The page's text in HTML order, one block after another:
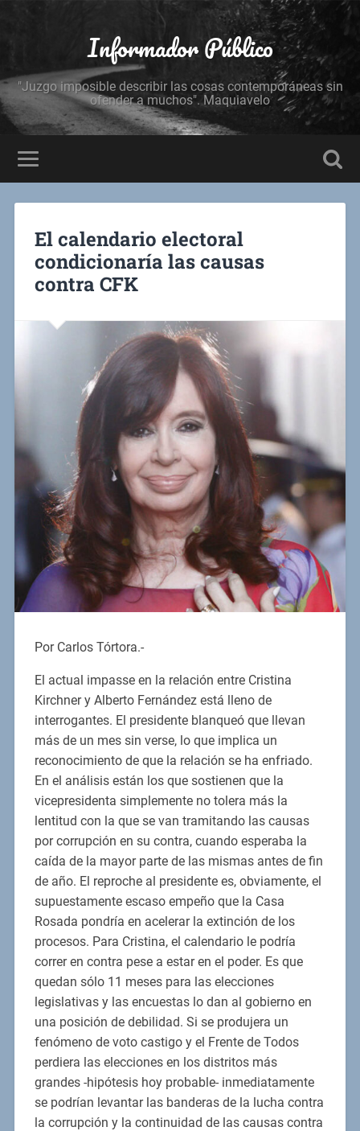
Informador Público
"Juzgo imposible describir las cosas contemporáneas sin
ofender a muchos". Maquiavelo
El calendario electoral
condicionaría las causas
contra CFK
Por Carlos Tórtora.-
El actual impasse en la relación entre Cristina
Kirchner y Alberto Fernández está lleno de
interrogantes. El presidente blanqueó que llevan
más de un mes sin verse, lo que implica un
reconocimiento de que la relación se ha enfriado.
En el análisis están los que sostienen que la
vicepresidenta simplemente no tolera más la
lentitud con la que se van tramitando las causas
por corrupción en su contra, cuando esperaba la
caída de la mayor parte de las mismas antes de fin
de año. El reproche al presidente es, obviamente, el
supuestamente escaso empeño que la Casa
Rosada pondría en acelerar la extinción de los
procesos. Para Cristina, el calendario le podría
correr en contra pese a estar en el poder. Es que
quedan sólo 11 meses para las elecciones
legislativas y las encuestas lo dan al gobierno en
una posición de debilidad. Si se produjera un
fenómeno de voto castigo y el Frente de Todos
perdiera las elecciones en los distritos más
grandes -hipótesis hoy probable- inmediatamente
se podrían levantar las banderas de la lucha contra
la corrupción y la continuidad de las causas contra